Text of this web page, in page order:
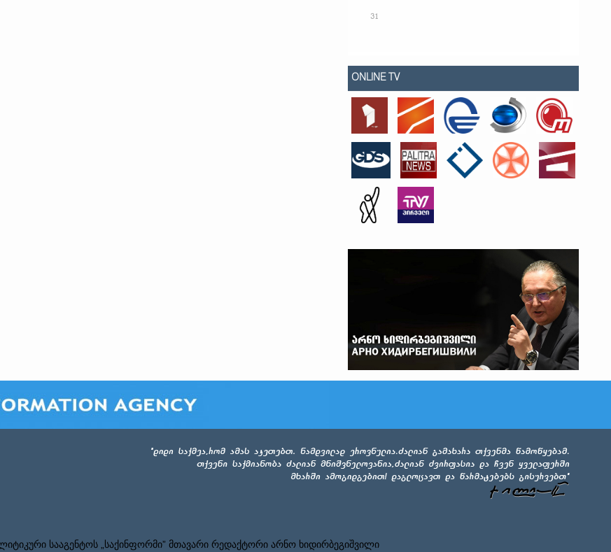
31
ONLINE TV
სააგენტოს „საქინფორმი” მთავარი რედაქტორი არნო ხიდირბეგიშვილი